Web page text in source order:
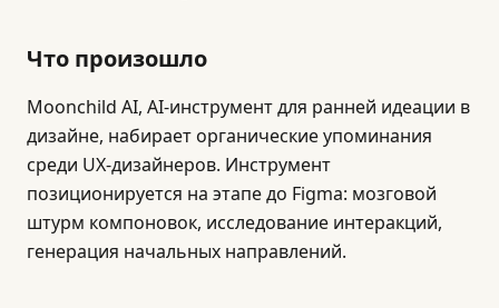
Что произошло
Moonchild AI, AI-инструмент для ранней идеации в
дизайне, набирает органические упоминания
среди UX-дизайнеров. Инструмент
позиционируется на этапе до Figma: мозговой
штурм компоновок, исследование интеракций,
генерация начальных направлений.